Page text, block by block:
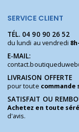
SERVICE CLIENT
TÉL. 04 90 90 26 52
du lundi au vendredi
E-MAIL:
LIVRAISON OFFERTE
pour toute commande
SATISFAIT OU
Achetez en toute
d'avis.